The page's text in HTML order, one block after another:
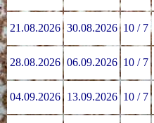
21.08.2026 30.08.2026 10 / 7
28.08.2026 06.09.2026 10 / 7
04.09.2026 13.09.2026 10 / 7